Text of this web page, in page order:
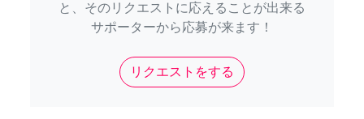
と、そのリクエストに応えることが出来る
サポーターから応募が来ます！
リクエストをする